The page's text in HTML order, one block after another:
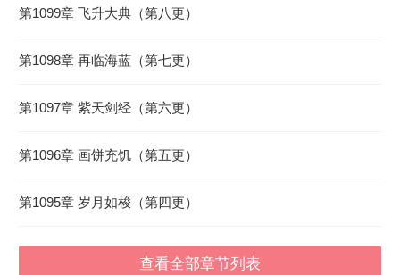
第1099章 飞升大典（第八更）
第1098章 再临海蓝（第七更）
第1097章 紫天剑经（第六更）
第1096章 画饼充饥（第五更）
第1095章 岁月如梭（第四更）
查看全部章节列表